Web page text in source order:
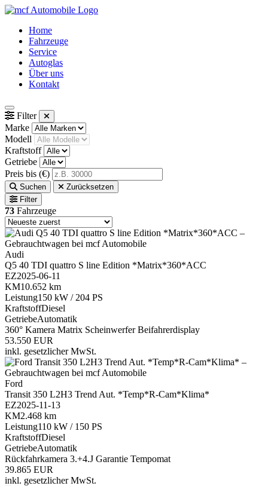
Home
Fahrzeuge
Service
Autoglas
Über uns
Kontakt
Filter
Marke
Modell
Kraftstoff
Getriebe
Preis bis (€)
Suchen
Zurücksetzen
Filter
73 Fahrzeuge
Audi
Q5 40 TDI quattro S line Edition *Matrix*360*ACC
EZ2025-06-11
KM10.652 km
Leistung150 kW / 204 PS
KraftstoffDiesel
GetriebeAutomatik
360° Kamera Matrix Scheinwerfer Beifahrerdisplay
53.550 EUR
inkl. gesetzlicher MwSt.
Ford
Transit 350 L2H3 Trend Aut. *Temp*R-Cam*Klima*
EZ2025-11-13
KM2.468 km
Leistung110 kW / 150 PS
KraftstoffDiesel
GetriebeAutomatik
Rückfahrkamera 3.+4.J Garantie Tempomat
39.865 EUR
inkl. gesetzlicher MwSt.